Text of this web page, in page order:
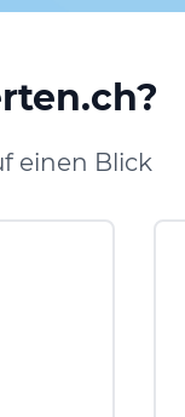
einen Blick